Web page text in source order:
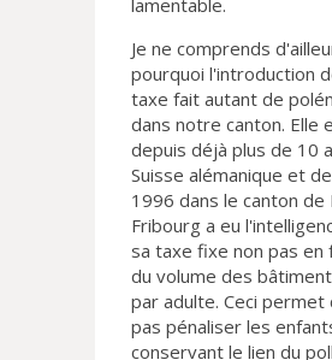
lamentable.
Je ne comprends
pourquoi l'introduction
taxe fait autant de
dans notre canton. Elle
depuis déjà plus de 10
Suisse alémanique et
1996 dans le canton de
Fribourg a eu
sa taxe fixe non pas en
du volume des
par adulte. Ceci permet
pas pénaliser les
conservant le lien du